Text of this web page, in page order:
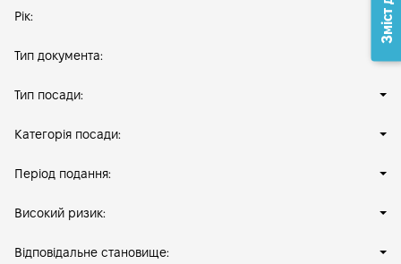
Рік:
Тип документа:
Тип посади:
Категорія посади:
Період подання:
Високий ризик:
Відповідальне становище: